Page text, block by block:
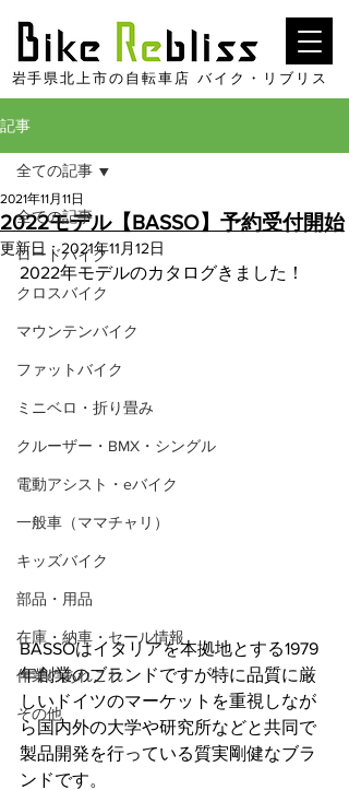
​岩手県北上市の自転車店 バイク・リブリス
記事
全ての記事
ロードバイク
クロスバイク
マウンテンバイク
ファットバイク
ミニベロ・折り畳み
クルーザー・BMX・シングル
電動アシスト・eバイク
一般車（ママチャリ）
キッズバイク
部品・用品
在庫・納車・セール情報
作業のあれこれ
その他
全ての記事
2022モデル【BASSO】予約受付開始
2021年11月11日
更新日：2021年11月12日
2022年モデルのカタログきました！
BASSOはイタリアを本拠地とする1979
年創業のブランドですが特に品質に厳
しいドイツのマーケットを重視しなが
ら国内外の大学や研究所などと共同で
製品開発を行っている質実剛健なブラ
ンドです。